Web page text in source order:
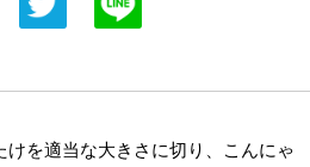
けを適当な大きさに切り、こんにゃ